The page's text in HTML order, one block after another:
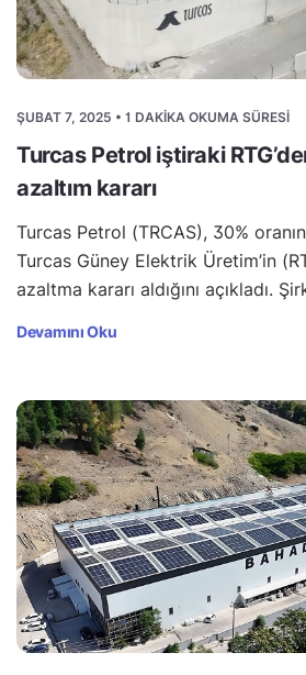
ŞUBAT 7, 2025 • 1 DAKIKA OKUMA SÜRESI
Turcas Petrol iştiraki
azaltım kararı
Turcas Petrol (TRCAS), 30%
Turcas Güney Elektrik Üretim’in
azaltma kararı aldığını açıkladı.
Devamını Oku